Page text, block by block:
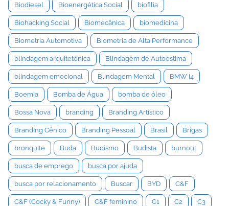
Biodiesel Bioenergética Social biofilia
Biohacking Social Biomecânica biomedicina
Biometria Automotiva Biometria de Alta Performance
blindagem arquitetônica Blindagem de Autoestima
blindagem emocional Blindagem Mental BMW i4
Boemia Bomba de Água bomba de óleo
Bossa Nova branding Branding Artístico
Branding Cênico Branding Pessoal Brasil Brigas
bronquite Buda Budismo Budista burnout
busca de emprego busca por ajuda
busca por relacionamento Buscar BYD C&F
C&F (Cocky & Funny) C&F feminino C1 C2 C3